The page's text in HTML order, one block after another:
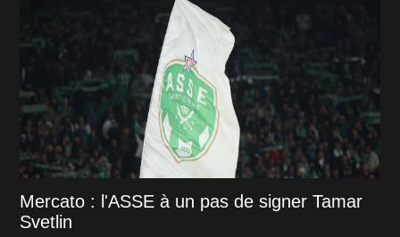
Mercato : l'ASSE à un pas de signer Tamar
Svetlin